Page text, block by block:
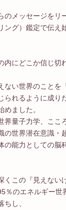
のメッセージをリ
ング）鑑定で伝え
内にどこか信じ切
ない世界のことを
られるように成り
めました。
界量子力学、ここ
の世界潜在意識・
の能力としての脳
くこの『見えない
％のエネルギー世
ちし、